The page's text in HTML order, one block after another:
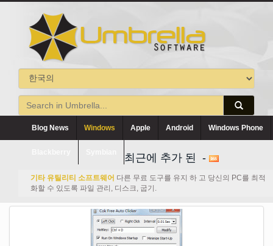
Blog News Windows Apple Android Windows Phone
최근에 추가 된 -
기타 유틸리티 소프트웨어 다른 무료 도구를 유지 하 고 당신의 PC를 최적
화할 수 있도록 파일 관리, 디스크, 굽기.